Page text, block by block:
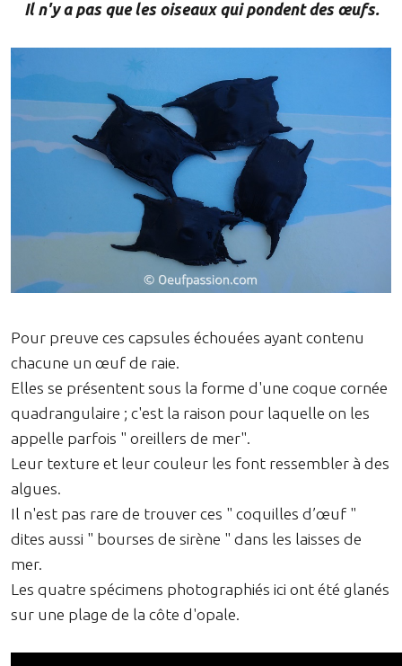
Il n'y a pas que les oiseaux qui pondent des œufs.
Pour preuve ces capsules échouées ayant contenu
chacune un œuf de raie.
Elles se présentent sous la forme d'une coque cornée
quadrangulaire ; c'est la raison pour laquelle on les
appelle parfois " oreillers de mer".
Leur texture et leur couleur les font ressembler à des
algues.
Il n'est pas rare de trouver ces " coquilles d’œuf "
dites aussi " bourses de sirène " dans les laisses de
mer.
Les quatre spécimens photographiés ici ont été glanés
sur une plage de la côte d'opale.